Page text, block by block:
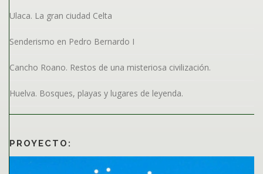
Ulaca. La gran ciudad Celta
Senderismo en Pedro Bernardo I
Cancho Roano. Restos de una misteriosa civilización.
Huelva. Bosques, playas y lugares de leyenda.
PROYECTO: